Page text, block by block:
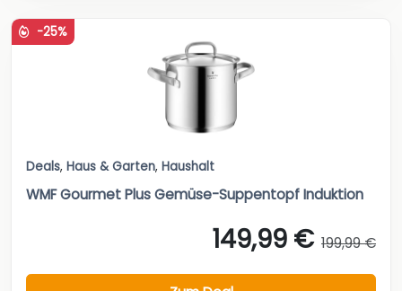
-25%
Deals, Haus & Garten, Haushalt
WMF Gourmet Plus Gemüse-Suppentopf Induktion
149,99 € 199,99 €